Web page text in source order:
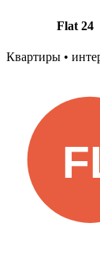
Flat 24
Skip
Квартиры •